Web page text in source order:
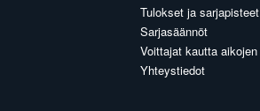
Tulokset ja sarjapisteet
Sarjasäännöt
Voittajat kautta aikojen
Yhteystiedot